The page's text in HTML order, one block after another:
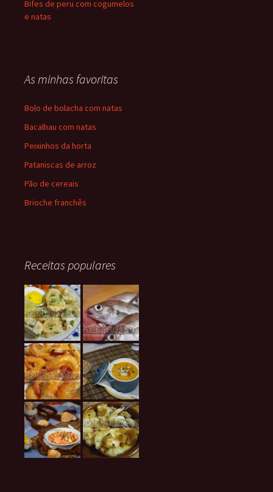
Bifes de peru com cogumelos
e natas
As minhas favoritas
Bolo de bolacha com natas
Bacalhau com natas
Peixinhos da horta
Pataniscas de arroz
Pão de cereais
Brioche franchês
Receitas populares